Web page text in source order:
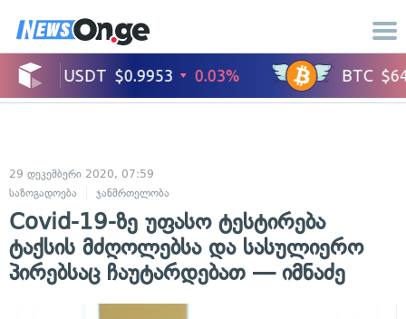
29 დეკემბერი 2020, 07:59
საზოგადოება
ჯანმრთელობა
Covid-19-ზე უფასო ტესტირება
ტაქსის მძღოლებსა და სასულიერო
პირებსაც ჩაუტარდებათ — იმნაძე